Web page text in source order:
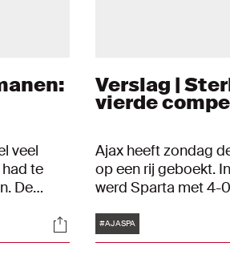
veel
te
De
20
Socials
Verslag |
vierde
Ajax heeft zondag
op een rij geboekt.
werd Sparta met 4-
Dusan Tadic (2),
Mohammed Kudus.
Tags
#AJASPA